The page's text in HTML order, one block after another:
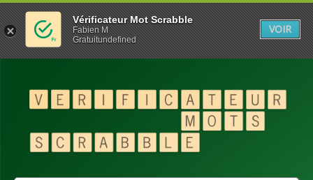
Vérificateur Mot Scrabble
Fabien M
Gratuitundefined
VOIR